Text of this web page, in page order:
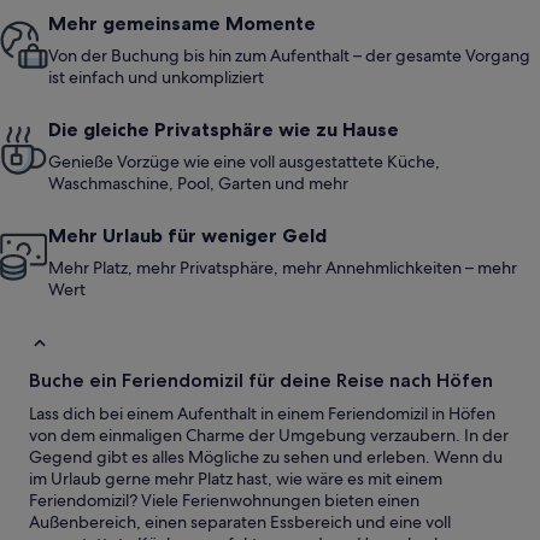
Mehr gemeinsame Momente
Von der Buchung bis hin zum Aufenthalt – der gesamte Vorgang
ist einfach und unkompliziert
Die gleiche Privatsphäre wie zu Hause
Genieße Vorzüge wie eine voll ausgestattete Küche,
Waschmaschine, Pool, Garten und mehr
Mehr Urlaub für weniger Geld
Mehr Platz, mehr Privatsphäre, mehr Annehmlichkeiten – mehr
Wert
Buche ein Feriendomizil für deine Reise nach Höfen
Lass dich bei einem Aufenthalt in einem Feriendomizil in Höfen
von dem einmaligen Charme der Umgebung verzaubern. In der
Gegend gibt es alles Mögliche zu sehen und erleben. Wenn du
im Urlaub gerne mehr Platz hast, wie wäre es mit einem
Feriendomizil? Viele Ferienwohnungen bieten einen
Außenbereich, einen separaten Essbereich und eine voll